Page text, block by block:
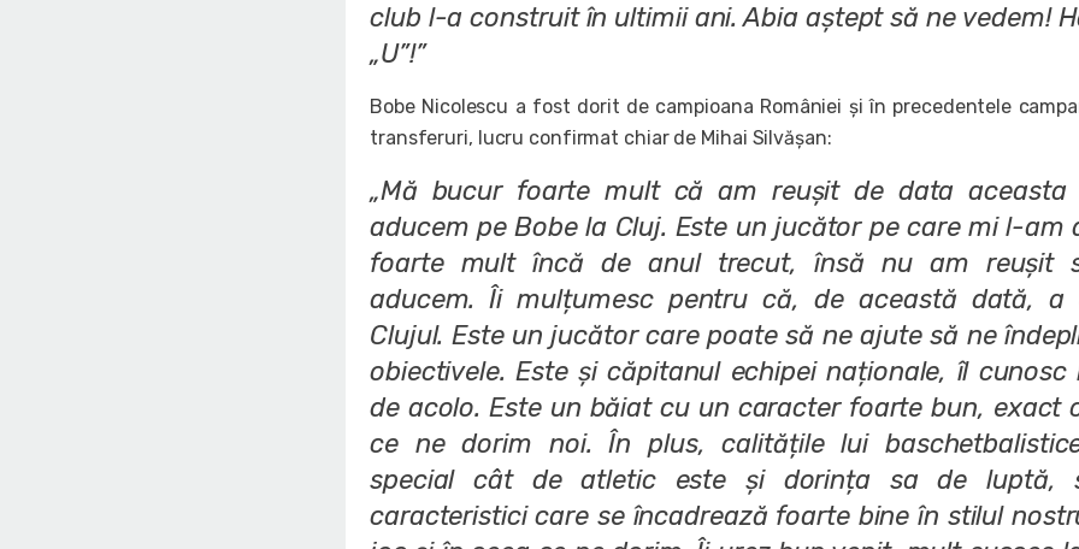
club l-a construit în ultimii ani. Abia aștept să ne vedem!
„U”!”
Bobe Nicolescu a fost dorit de campioana României și în precedentele
transferuri, lucru confirmat chiar de Mihai Silvășan:
„Mă bucur foarte mult că am reușit de data aceasta
aducem pe Bobe la Cluj. Este un jucător pe care mi l-am
foarte mult încă de anul trecut, însă nu am reușit
aducem. Îi mulțumesc pentru că, de această dată, a
Clujul. Este un jucător care poate să ne ajute să ne
obiectivele. Este și căpitanul echipei naționale, îl cunosc
de acolo. Este un băiat cu un caracter foarte bun, exact
ce ne dorim noi. În plus, calitățile lui
special cât de atletic este și dorința sa de luptă,
caracteristici care se încadrează foarte bine în stilul